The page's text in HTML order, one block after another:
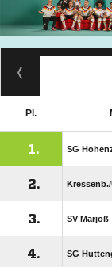
Pl.
1. SG
2.
3. SV Marjoß
4. SG